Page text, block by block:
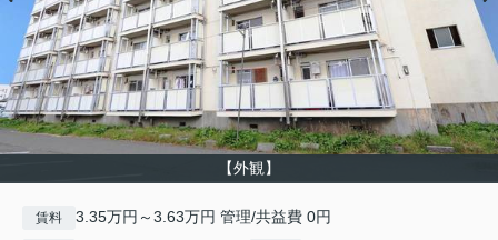
【外観】
賃料 3.35万円～3.63万円 管理/共益費 0円